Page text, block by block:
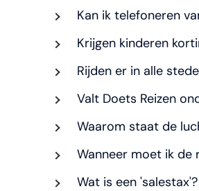
Kan ik telefoneren
Krijgen kinderen
Rijden er in alle
Valt Doets Reizen
Waarom staat de
Wanneer moet ik de
Wat is een 'salestax'?